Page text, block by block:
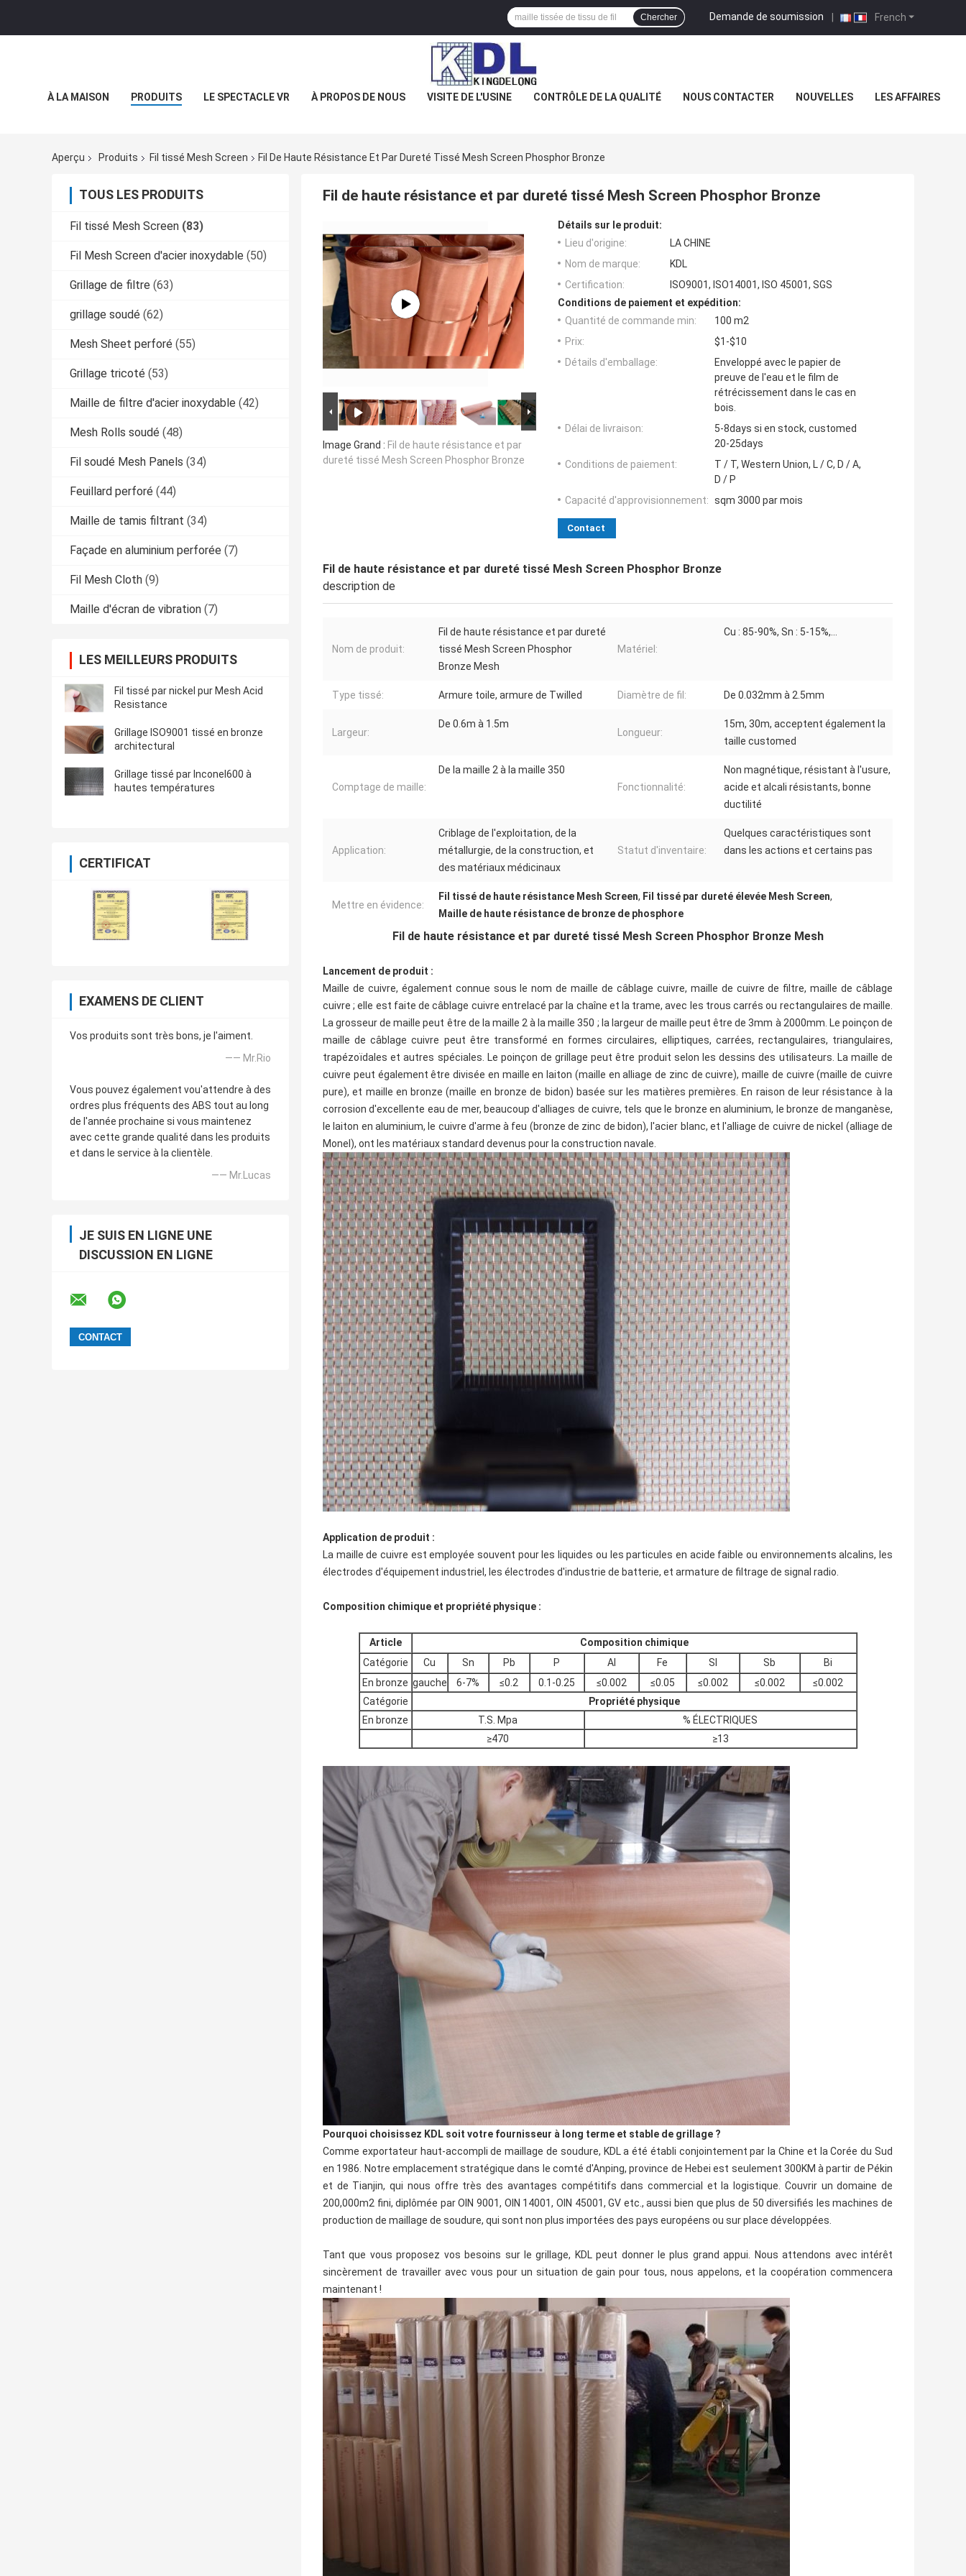
French
Demande de soumission |
Chercher
À LA MAISON PRODUITS LE SPECTACLE VR À PROPOS DE NOUS VISITE DE L'USINE CONTRÔLE DE LA QUALITÉ NOUS CONTACTER NOUVELLES LES AFFAIRES
Aperçu Produits Fil tissé Mesh Screen Fil De Haute Résistance Et Par Dureté Tissé Mesh Screen Phosphor Bronze
TOUS LES PRODUITS
Fil tissé Mesh Screen (83)
Fil Mesh Screen d'acier inoxydable (50)
Grillage de filtre (63)
grillage soudé (62)
Mesh Sheet perforé (55)
Grillage tricoté (53)
Maille de filtre d'acier inoxydable (42)
Mesh Rolls soudé (48)
Fil soudé Mesh Panels (34)
Feuillard perforé (44)
Maille de tamis filtrant (34)
Façade en aluminium perforée (7)
Fil Mesh Cloth (9)
Maille d'écran de vibration (7)
LES MEILLEURS PRODUITS
Fil tissé par nickel pur Mesh Acid
Resistance
Grillage ISO9001 tissé en bronze
architectural
Grillage tissé par Inconel600 à
hautes températures
CERTIFICAT
EXAMENS DE CLIENT
Vos produits sont très bons, je l'aiment.
—— Mr.Rio
Vous pouvez également vou'attendre à des
ordres plus fréquents des ABS tout au long
de l'année prochaine si vous maintenez
avec cette grande qualité dans les produits
et dans le service à la clientèle.
—— Mr.Lucas
JE SUIS EN LIGNE UNE
DISCUSSION EN LIGNE
Fil de haute résistance et par dureté tissé Mesh Screen Phosphor Bronze
Image Grand : Fil de haute résistance et par
dureté tissé Mesh Screen Phosphor Bronze
Détails sur le produit:
Lieu d'origine:
LA CHINE
Nom de marque:
KDL
Certification:
ISO9001, ISO14001, ISO 45001, SGS
Conditions de paiement et expédition:
Quantité de commande min:
100 m2
Prix:
$1-$10
Détails d'emballage:
Enveloppé avec le papier de
preuve de l'eau et le film de
rétrécissement dans le cas en
bois.
Délai de livraison:
5-8days si en stock, customed
20-25days
Conditions de paiement:
T / T, Western Union, L / C, D / A,
D / P
Capacité d'approvisionnement: sqm 3000 par mois
Contact
Fil de haute résistance et par dureté tissé Mesh Screen Phosphor Bronze
description de
Nom de produit:
Fil de haute résistance et par dureté
tissé Mesh Screen Phosphor
Bronze Mesh
Matériel:
Cu : 85-90%, Sn : 5-15%,…
Type tissé: Armure toile, armure de Twilled Diamètre de fil: De 0.032mm à 2.5mm
Largeur:
De 0.6m à 1.5m
Longueur:
15m, 30m, acceptent également la
taille customed
Comptage de maille:
De la maille 2 à la maille 350
Fonctionnalité:
Non magnétique, résistant à l'usure,
acide et alcali résistants, bonne
ductilité
Application:
Criblage de l'exploitation, de la
métallurgie, de la construction, et
des matériaux médicinaux
Statut d'inventaire:
Quelques caractéristiques sont
dans les actions et certains pas
Mettre en évidence:
Fil tissé de haute résistance Mesh Screen, Fil tissé par dureté élevée Mesh Screen,
Maille de haute résistance de bronze de phosphore
Fil de haute résistance et par dureté tissé Mesh Screen Phosphor Bronze Mesh
Lancement de produit :
Maille de cuivre, également connue sous le nom de maille de câblage cuivre, maille de cuivre de filtre, maille de câblage
cuivre ; elle est faite de câblage cuivre entrelacé par la chaîne et la trame, avec les trous carrés ou rectangulaires de maille.
La grosseur de maille peut être de la maille 2 à la maille 350 ; la largeur de maille peut être de 3mm à 2000mm. Le poinçon de
maille de câblage cuivre peut être transformé en formes circulaires, elliptiques, carrées, rectangulaires, triangulaires,
trapézoïdales et autres spéciales. Le poinçon de grillage peut être produit selon les dessins des utilisateurs. La maille de
cuivre peut également être divisée en maille en laiton (maille en alliage de zinc de cuivre), maille de cuivre (maille de cuivre
pure), et maille en bronze (maille en bronze de bidon) basée sur les matières premières. En raison de leur résistance à la
corrosion d'excellente eau de mer, beaucoup d'alliages de cuivre, tels que le bronze en aluminium, le bronze de manganèse,
le laiton en aluminium, le cuivre d'arme à feu (bronze de zinc de bidon), l'acier blanc, et l'alliage de cuivre de nickel (alliage de
Monel), ont les matériaux standard devenus pour la construction navale.
Application de produit :
La maille de cuivre est employée souvent pour les liquides ou les particules en acide faible ou environnements alcalins, les
électrodes d'équipement industriel, les électrodes d'industrie de batterie, et armature de filtrage de signal radio.
Composition chimique et propriété physique :
Article
Composition chimique
Catégorie
Cu Sn Pb P Al Fe SI Sb
Bi
En bronze gauche 6-7% ≤0.2 0.1-0.25 ≤0.002 ≤0.05 ≤0.002 ≤0.002
≤0.002
Catégorie
Propriété physique
En bronze
T.S. Mpa
% ÉLECTRIQUES
≥470
≥13
Pourquoi choisissez KDL soit votre fournisseur à long terme et stable de grillage ?
Comme exportateur haut-accompli de maillage de soudure, KDL a été établi conjointement par la Chine et la Corée du Sud
en 1986. Notre emplacement stratégique dans le comté d'Anping, province de Hebei est seulement 300KM à partir de Pékin
et de Tianjin, qui nous offre très des avantages compétitifs dans commercial et la logistique. Couvrir un domaine de
200,000m2 fini, diplômée par OIN 9001, OIN 14001, OIN 45001, GV etc., aussi bien que plus de 50 diversifiés les machines de
production de maillage de soudure, qui sont non plus importées des pays européens ou sur place développées.
Tant que vous proposez vos besoins sur le grillage, KDL peut donner le plus grand appui. Nous attendons avec intérêt
sincèrement de travailler avec vous pour un situation de gain pour tous, nous appelons, et la coopération commencera
maintenant !